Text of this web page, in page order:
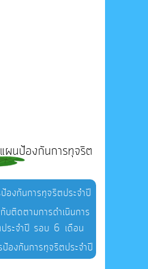
แผนป้องกันการทุจริต
องกันการทุจริตประจำปี
บติดตามการดำเนินการ
ระจำปี รอบ 6 เดือน
องกันการทุจริตประจำปี